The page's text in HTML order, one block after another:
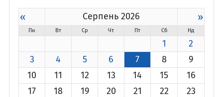
« Серпень 2026 »
Пн Вт Ср Чт Пт Сб Нд
1
2
3
4 5 6 7 8
9
10
11 12 13 14 15
16
17
18 19 20 21 22
23